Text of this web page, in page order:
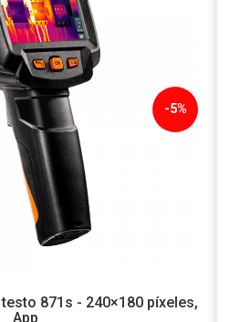
-5%
871s - 240×180 píxeles,
App